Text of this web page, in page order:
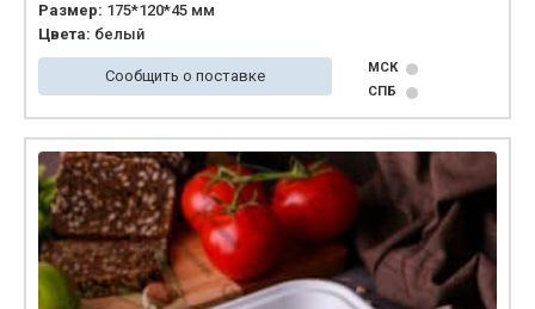
Размер: 175*120*45 мм
Цвета: белый
Сообщить о поставке
МСК
СПБ